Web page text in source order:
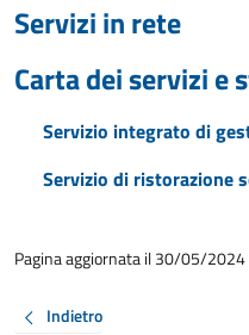
Servizi in rete
Carta dei servizi e
Servizio integrato di
Servizio di ristorazione
Pagina aggiornata il 30/05/
Indietro